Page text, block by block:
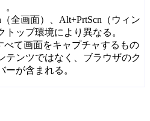
全画面）、Alt+PrtScn（ウィン
トップ環境により異なる。
べて画面をキャプチャするもの
テンツではなく、ブラウザのク
ーが含まれる。